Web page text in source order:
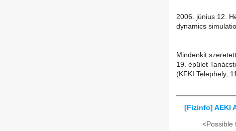
2006. június 12.
dynamics
Mindenkit
19. épület
(KFKI Telephely,
[Fizinfo] AEKI
<Possible